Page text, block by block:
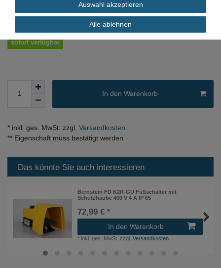
Inhalt1Stück
sofort verfügbar
In den Warenkorb
* inkl. ges. MwSt. zzgl. Versandkosten
** Eigenschaft muss bestätigt werden
Das könnte Sie auch interessieren
Bernstein FD K2R-GU Fußschalter mit
Schutzhaube 400 V 4 A IP 65
72,99 € *
In den Warenkorb
* inkl. ges. MwSt. zzgl.Versandkosten
Auswahl akzeptieren
Alle ablehnen